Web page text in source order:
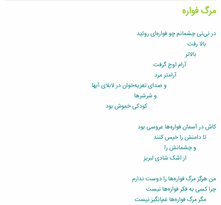
مرگ فواره
در نی‌نی چشمانم چو فواره‌ای روئيد
بالا رفت
بالاتر
آرام اوج گرفت
آرامتر مرد
و صدای تعزيه‌خوان در لابلای آبها
و شرشرها
کودکی خموش بود
کاش در آسمان فواره‌ها عروسی بود
تا دامنش را خيس کنند
و چشمانش را
از اشک شادی لبريز
من هرگز مرگ فواره‌ها را دوست ندارم
چرا کسی به فکر فواره‌ها نيست
مگر مرگ فواره‌ها غم‌انگيز نيست